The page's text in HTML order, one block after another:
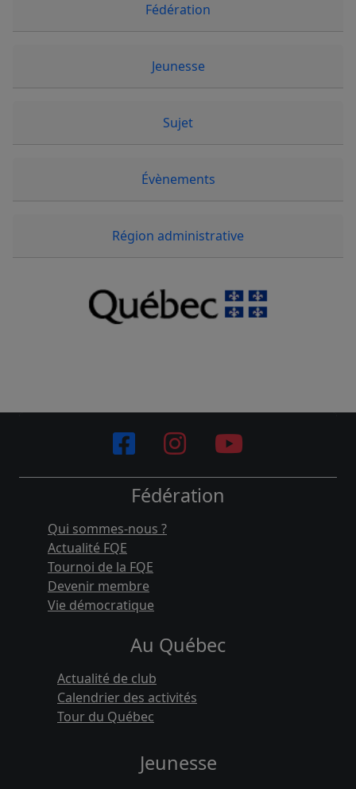
Fédération
Jeunesse
Sujet
Évènements
Région administrative
Fédération
Qui sommes-nous ?
Actualité FQE
Tournoi de la FQE
Devenir membre
Vie démocratique
Au Québec
Actualité de club
Calendrier des activités
Tour du Québec
Jeunesse